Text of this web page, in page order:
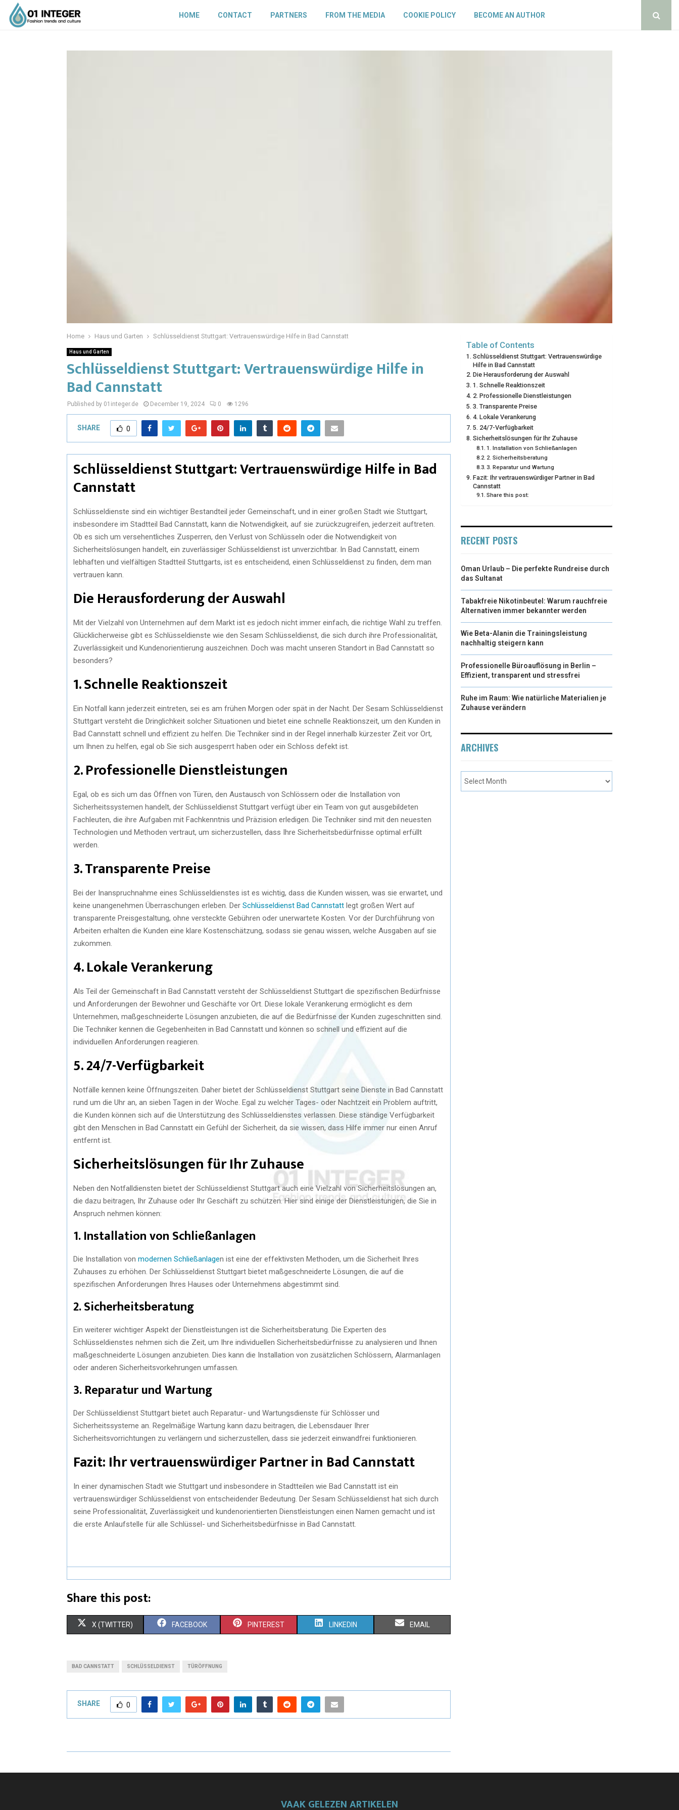
HOME CONTACT PARTNERS FROM THE MEDIA COOKIE POLICY BECOME AN AUTHOR
Home Haus und Garten Schlüsseldienst Stuttgart: Vertrauenswürdige Hilfe in Bad Cannstatt
Haus und Garten
Schlüsseldienst Stuttgart: Vertrauenswürdige Hilfe in
Bad Cannstatt
Published by 01integer.de December 19, 2024 0 1296
SHARE 0
Schlüsseldienst Stuttgart: Vertrauenswürdige Hilfe in Bad
Cannstatt
Schlüsseldienste sind ein wichtiger Bestandteil jeder Gemeinschaft, und in einer großen Stadt wie Stuttgart,
insbesondere im Stadtteil Bad Cannstatt, kann die Notwendigkeit, auf sie zurückzugreifen, jederzeit auftreten.
Ob es sich um versehentliches Zusperren, den Verlust von Schlüsseln oder die Notwendigkeit von
Sicherheitslösungen handelt, ein zuverlässiger Schlüsseldienst ist unverzichtbar. In Bad Cannstatt, einem
lebhaften und vielfältigen Stadtteil Stuttgarts, ist es entscheidend, einen Schlüsseldienst zu finden, dem man
vertrauen kann.
Die Herausforderung der Auswahl
Mit der Vielzahl von Unternehmen auf dem Markt ist es jedoch nicht immer einfach, die richtige Wahl zu treffen.
Glücklicherweise gibt es Schlüsseldienste wie den Sesam Schlüsseldienst, die sich durch ihre Professionalität,
Zuverlässigkeit und Kundenorientierung auszeichnen. Doch was macht unseren Standort in Bad Cannstatt so
besonders?
1. Schnelle Reaktionszeit
Ein Notfall kann jederzeit eintreten, sei es am frühen Morgen oder spät in der Nacht. Der Sesam Schlüsseldienst
Stuttgart versteht die Dringlichkeit solcher Situationen und bietet eine schnelle Reaktionszeit, um den Kunden in
Bad Cannstatt schnell und effizient zu helfen. Die Techniker sind in der Regel innerhalb kürzester Zeit vor Ort,
um Ihnen zu helfen, egal ob Sie sich ausgesperrt haben oder ein Schloss defekt ist.
2. Professionelle Dienstleistungen
Egal, ob es sich um das Öffnen von Türen, den Austausch von Schlössern oder die Installation von
Sicherheitssystemen handelt, der Schlüsseldienst Stuttgart verfügt über ein Team von gut ausgebildeten
Fachleuten, die ihre Aufgaben mit Fachkenntnis und Präzision erledigen. Die Techniker sind mit den neuesten
Technologien und Methoden vertraut, um sicherzustellen, dass Ihre Sicherheitsbedürfnisse optimal erfüllt
werden.
3. Transparente Preise
Bei der Inanspruchnahme eines Schlüsseldienstes ist es wichtig, dass die Kunden wissen, was sie erwartet, und
keine unangenehmen Überraschungen erleben. Der Schlüsseldienst Bad Cannstatt legt großen Wert auf
transparente Preisgestaltung, ohne versteckte Gebühren oder unerwartete Kosten. Vor der Durchführung von
Arbeiten erhalten die Kunden eine klare Kostenschätzung, sodass sie genau wissen, welche Ausgaben auf sie
zukommen.
4. Lokale Verankerung
Als Teil der Gemeinschaft in Bad Cannstatt versteht der Schlüsseldienst Stuttgart die spezifischen Bedürfnisse
und Anforderungen der Bewohner und Geschäfte vor Ort. Diese lokale Verankerung ermöglicht es dem
Unternehmen, maßgeschneiderte Lösungen anzubieten, die auf die Bedürfnisse der Kunden zugeschnitten sind.
Die Techniker kennen die Gegebenheiten in Bad Cannstatt und können so schnell und effizient auf die
individuellen Anforderungen reagieren.
5. 24/7-Verfügbarkeit
Notfälle kennen keine Öffnungszeiten. Daher bietet der Schlüsseldienst Stuttgart seine Dienste in Bad Cannstatt
rund um die Uhr an, an sieben Tagen in der Woche. Egal zu welcher Tages- oder Nachtzeit ein Problem auftritt,
die Kunden können sich auf die Unterstützung des Schlüsseldienstes verlassen. Diese ständige Verfügbarkeit
gibt den Menschen in Bad Cannstatt ein Gefühl der Sicherheit, da sie wissen, dass Hilfe immer nur einen Anruf
entfernt ist.
Sicherheitslösungen für Ihr Zuhause
Neben den Notfalldiensten bietet der Schlüsseldienst Stuttgart auch eine Vielzahl von Sicherheitslösungen an,
die dazu beitragen, Ihr Zuhause oder Ihr Geschäft zu schützen. Hier sind einige der Dienstleistungen, die Sie in
Anspruch nehmen können:
1. Installation von Schließanlagen
Die Installation von modernen Schließanlagen ist eine der effektivsten Methoden, um die Sicherheit Ihres
Zuhauses zu erhöhen. Der Schlüsseldienst Stuttgart bietet maßgeschneiderte Lösungen, die auf die
spezifischen Anforderungen Ihres Hauses oder Unternehmens abgestimmt sind.
2. Sicherheitsberatung
Ein weiterer wichtiger Aspekt der Dienstleistungen ist die Sicherheitsberatung. Die Experten des
Schlüsseldienstes nehmen sich die Zeit, um Ihre individuellen Sicherheitsbedürfnisse zu analysieren und Ihnen
maßgeschneiderte Lösungen anzubieten. Dies kann die Installation von zusätzlichen Schlössern, Alarmanlagen
oder anderen Sicherheitsvorkehrungen umfassen.
3. Reparatur und Wartung
Der Schlüsseldienst Stuttgart bietet auch Reparatur- und Wartungsdienste für Schlösser und
Sicherheitssysteme an. Regelmäßige Wartung kann dazu beitragen, die Lebensdauer Ihrer
Sicherheitsvorrichtungen zu verlängern und sicherzustellen, dass sie jederzeit einwandfrei funktionieren.
Fazit: Ihr vertrauenswürdiger Partner in Bad Cannstatt
In einer dynamischen Stadt wie Stuttgart und insbesondere in Stadtteilen wie Bad Cannstatt ist ein
vertrauenswürdiger Schlüsseldienst von entscheidender Bedeutung. Der Sesam Schlüsseldienst hat sich durch
seine Professionalität, Zuverlässigkeit und kundenorientierten Dienstleistungen einen Namen gemacht und ist
die erste Anlaufstelle für alle Schlüssel- und Sicherheitsbedürfnisse in Bad Cannstatt.
Share this post:
X (TWITTER) FACEBOOK PINTEREST LINKEDIN EMAIL
BAD CANNSTATT SCHLÜSSELDIENST TÜRÖFFNUNG
SHARE 0
Table of Contents
Schlüsseldienst Stuttgart: Vertrauenswürdige
Hilfe in Bad Cannstatt
Die Herausforderung der Auswahl
1. Schnelle Reaktionszeit
2. Professionelle Dienstleistungen
3. Transparente Preise
4. Lokale Verankerung
5. 24/7-Verfügbarkeit
Sicherheitslösungen für Ihr Zuhause
1. Installation von Schließanlagen
2. Sicherheitsberatung
3. Reparatur und Wartung
Fazit: Ihr vertrauenswürdiger Partner in Bad
Cannstatt
Share this post:
RECENT POSTS
Oman Urlaub – Die perfekte Rundreise durch
das Sultanat
Tabakfreie Nikotinbeutel: Warum rauchfreie
Alternativen immer bekannter werden
Wie Beta-Alanin die Trainingsleistung
nachhaltig steigern kann
Professionelle Büroauflösung in Berlin –
Effizient, transparent und stressfrei
Ruhe im Raum: Wie natürliche Materialien je
Zuhause verändern
ARCHIVES
VAAK GELEZEN ARTIKELEN